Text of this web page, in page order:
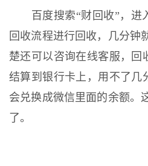
百度搜索“财回收”，进
回收流程进行回收，几分钟
楚还可以咨询在线客服，回
结算到银行卡上，用不了几
会兑换成微信里面的余额。
了。